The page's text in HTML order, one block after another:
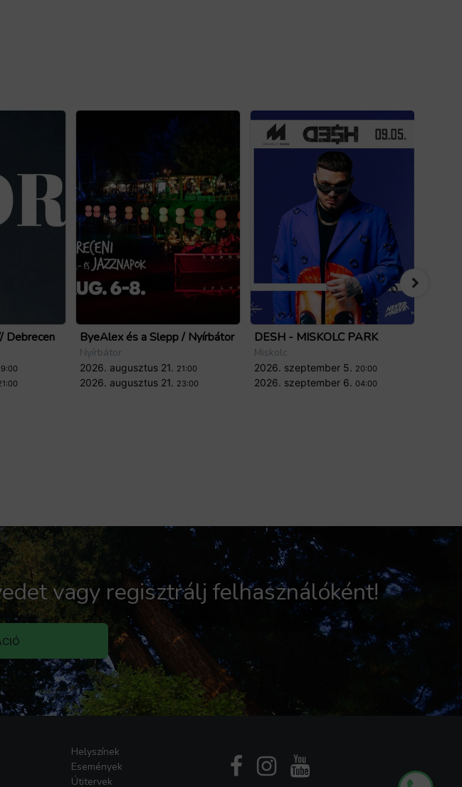
Debrecen ByeAlex és a Slepp / Nyírbátor
Nyírbátor
2026. augusztus 21. 21:00
2026. augusztus 21. 23:00
DESH - MISKOLC PARK
Miskolc
2026. szeptember 5. 20:00
2026. szeptember 6. 04:00
vagy regisztrálj felhasználóként!
Helyszínek
Események
Útitervek